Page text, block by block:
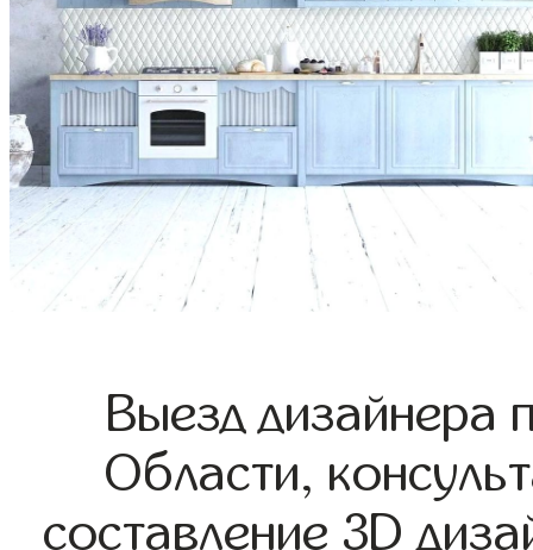
Выезд дизайнера
Области,
составление 3D